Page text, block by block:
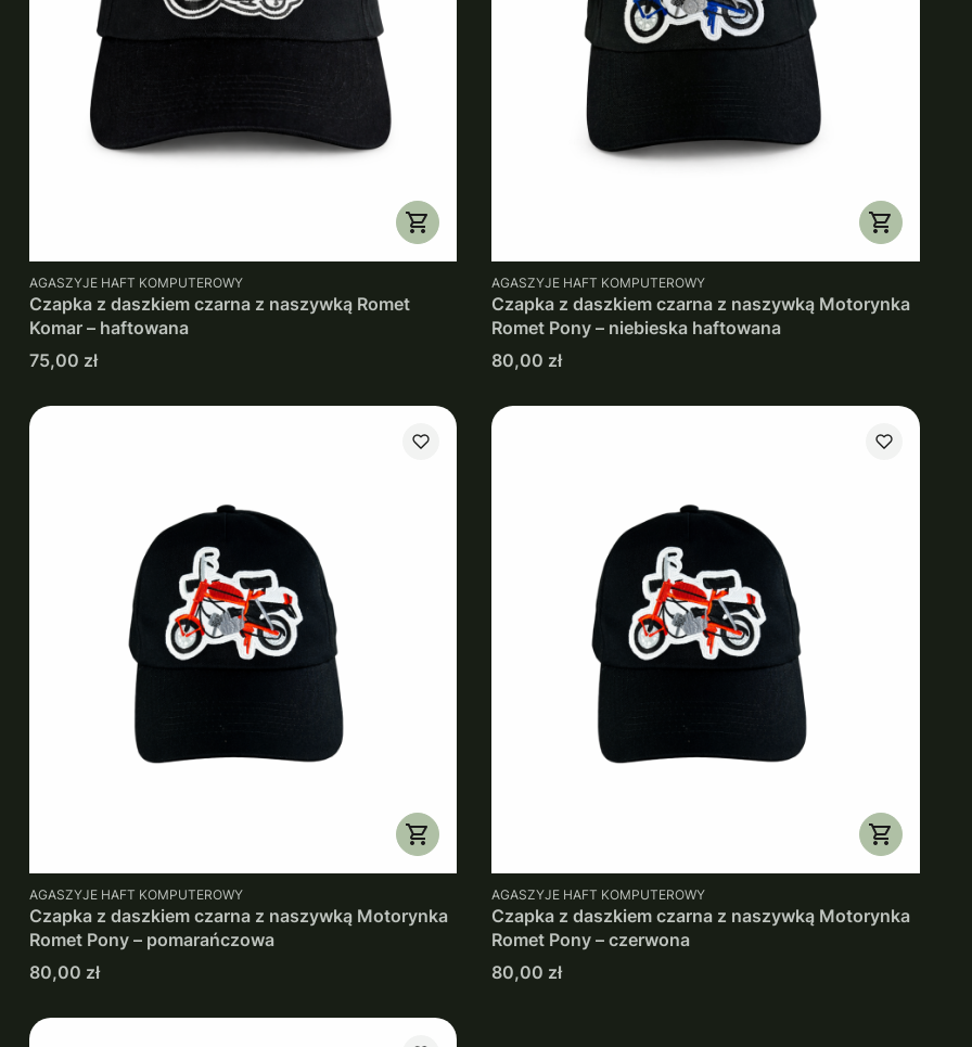
PRODUCENT
AGASZYJE HAFT KOMPUTEROWY
Czapka z daszkiem czarna z naszywką Romet
Komar – haftowana
Cena
75,00 zł
PRODUCENT
AGASZYJE HAFT KOMPUTEROWY
Czapka z daszkiem czarna z naszywką Motorynka
Romet Pony – niebieska haftowana
Cena
80,00 zł
PRODUCENT
AGASZYJE HAFT KOMPUTEROWY
Czapka z daszkiem czarna z naszywką Motorynka
Romet Pony – pomarańczowa
Cena
80,00 zł
PRODUCENT
AGASZYJE HAFT KOMPUTEROWY
Czapka z daszkiem czarna z naszywką Motorynka
Romet Pony – czerwona
Cena
80,00 zł